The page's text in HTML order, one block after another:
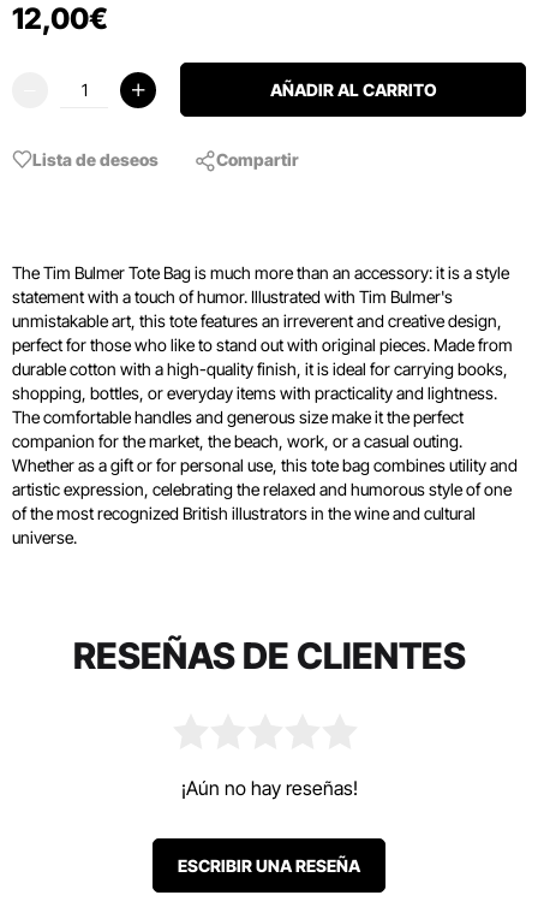
12,00€
AÑADIR AL CARRITO
Lista de deseos Compartir
The Tim Bulmer Tote Bag is much more than an accessory: it is a style
statement with a touch of humor. Illustrated with Tim Bulmer's
unmistakable art, this tote features an irreverent and creative design,
perfect for those who like to stand out with original pieces. Made from
durable cotton with a high-quality finish, it is ideal for carrying books,
shopping, bottles, or everyday items with practicality and lightness.
The comfortable handles and generous size make it the perfect
companion for the market, the beach, work, or a casual outing.
Whether as a gift or for personal use, this tote bag combines utility and
artistic expression, celebrating the relaxed and humorous style of one
of the most recognized British illustrators in the wine and cultural
universe.
RESEÑAS DE CLIENTES
¡Aún no hay reseñas!
ESCRIBIR UNA RESEÑA